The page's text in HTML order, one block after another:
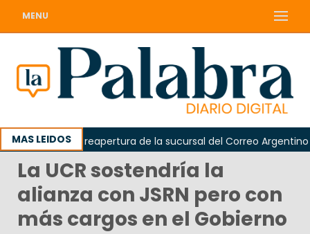
MENU
MAS LEIDOS
reclamó la reapertura de la sucursal del Correo Argentino en
La UCR sostendría la
alianza con JSRN pero con
más cargos en el Gobierno